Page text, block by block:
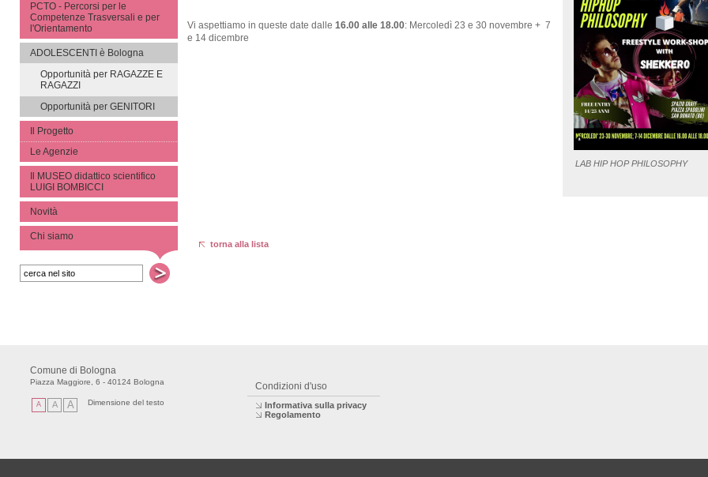
PCTO - Percorsi per le
Competenze Trasversali e per
l'Orientamento
ADOLESCENTI è Bologna
Opportunità per RAGAZZE E
RAGAZZI
Opportunità per GENITORI
Il Progetto
Le Agenzie
Il MUSEO didattico scientifico
LUIGI BOMBICCI
Novità
Chi siamo
Vi aspettiamo in queste date dalle 16.00 alle 18.00: Mercoledì 23 e 30 novembre + 7
e 14 dicembre
LAB HIP HOP PHILOSOPHY
torna alla lista
Comune di Bologna
Piazza Maggiore, 6 - 40124 Bologna
A A A Dimensione del testo
Condizioni d'uso
Informativa sulla privacy
Regolamento